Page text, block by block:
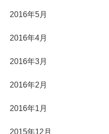
2016年5月
2016年4月
2016年3月
2016年2月
2016年1月
2015年12月